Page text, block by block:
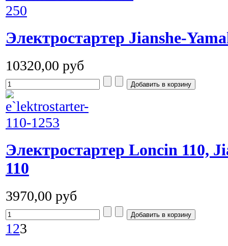
Электростартер Jianshe-
10320,00 руб
Электростартер Loncin 110,
110
3970,00 руб
123